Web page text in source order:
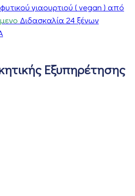
γιαουρτιού ( vegan ) από
Διδασκαλία 24 ξένων
Εξυπηρέτησης